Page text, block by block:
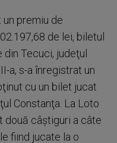
premiu de
de lei, biletul
Tecuci, judeţul
a, s-a înregistrat un
cu un bilet jucat
Constanţa. La Loto
două câştiguri a câte
fiind jucate la o